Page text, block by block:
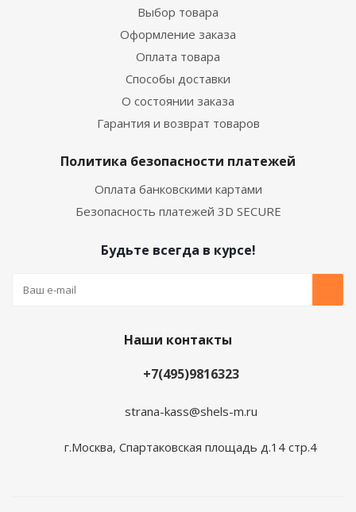
Выбор товара
Оформление заказа
Оплата товара
Способы доставки
О состоянии заказа
Гарантия и возврат товаров
Политика безопасности платежей
Оплата банковскими картами
Безопасность платежей 3D SECURE
Будьте всегда в курсе!
Наши контакты
+7(495)9816323
strana-kass@shels-m.ru
г.Москва, Спартаковская площадь д.14 стр.4